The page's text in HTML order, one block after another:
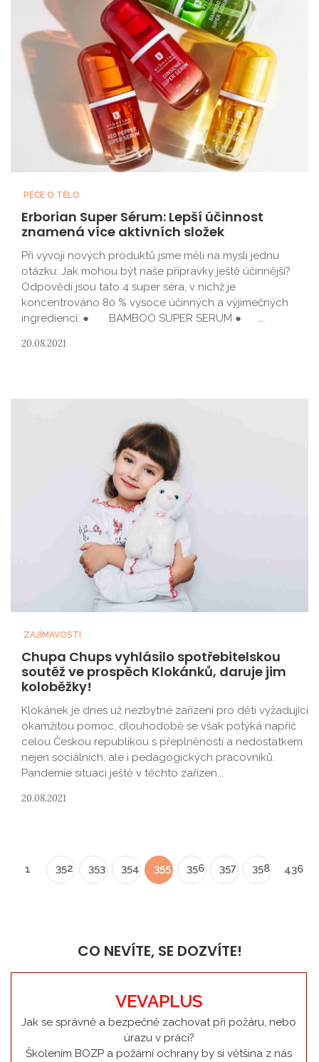
PÉČE O TĚLO
Erborian Super Sérum: Lepší účinnost
znamená více aktivních složek
Při vývoji nových produktů jsme měli na mysli jednu
otázku: Jak mohou být naše přípravky ještě účinnější?
Odpovědí jsou tato 4 super séra, v nichž je
koncentrováno 80 % vysoce účinných a výjimečných
ingrediencí: ● BAMBOO SUPER SERUM ● ...
20.08.2021
ZAJÍMAVOSTI
Chupa Chups vyhlásilo spotřebitelskou
soutěž ve prospěch Klokánků, daruje jim
koloběžky!
Klokánek je dnes už nezbytné zařízení pro děti vyžadující
okamžitou pomoc, dlouhodobě se však potýká napříč
celou Českou republikou s přeplněností a nedostatkem
nejen sociálních, ale i pedagogických pracovníků.
Pandemie situaci ještě v těchto zařízen...
20.08.2021
1 352 353 354 355 356 357 358 436
CO NEVÍTE, SE DOZVÍTE!
VEVAPLUS
Jak se správně a bezpečně zachovat při požáru, nebo
úrazu v práci?
Školením BOZP a požární ochrany by si většina z nás